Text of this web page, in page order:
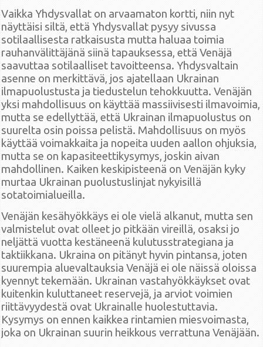
Vaikka Yhdysvallat on arvaamaton kortti, niin nyt
näyttäisi siltä, että Yhdysvallat pysyy sivussa
sotilaallisesta ratkaisusta mutta haluaa toimia
rauhanvälittäjänä siinä tapauksessa, että Venäjä
saavuttaa sotilaalliset tavoitteensa. Yhdysvaltain
asenne on merkittävä, jos ajatellaan Ukrainan
ilmapuolustusta ja tiedustelun tehokkuutta. Venäjän
yksi mahdollisuus on käyttää massiivisesti ilmavoimia,
mutta se edellyttää, että Ukrainan ilmapuolustus on
suurelta osin poissa pelistä. Mahdollisuus on myös
käyttää voimakkaita ja nopeita uuden aallon ohjuksia,
mutta se on kapasiteettikysymys, joskin aivan
mahdollinen. Kaiken keskipisteenä on Venäjän kyky
murtaa Ukrainan puolustuslinjat nykyisillä
sotatoimialueilla.
Venäjän kesähyökkäys ei ole vielä alkanut, mutta sen
valmistelut ovat olleet jo pitkään vireillä, osaksi jo
neljättä vuotta kestäneenä kulutusstrategiana ja
taktiikkana. Ukraina on pitänyt hyvin pintansa, joten
suurempia aluevaltauksia Venäjä ei ole näissä oloissa
kyennyt tekemään. Ukrainan vastahyökkäykset ovat
kuitenkin kuluttaneet reservejä, ja arviot voimien
riittävyydestä ovat Ukrainalle huolestuttavia.
Kysymys on ennen kaikkea rintamien miesvoimasta,
joka on Ukrainan suurin heikkous verrattuna Venäjään.